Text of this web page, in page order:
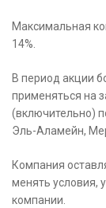
Максимальная
14%.
В период акции
применяться на
(включительно)
Эль-Аламейн,
Компания
менять условия,
компании.